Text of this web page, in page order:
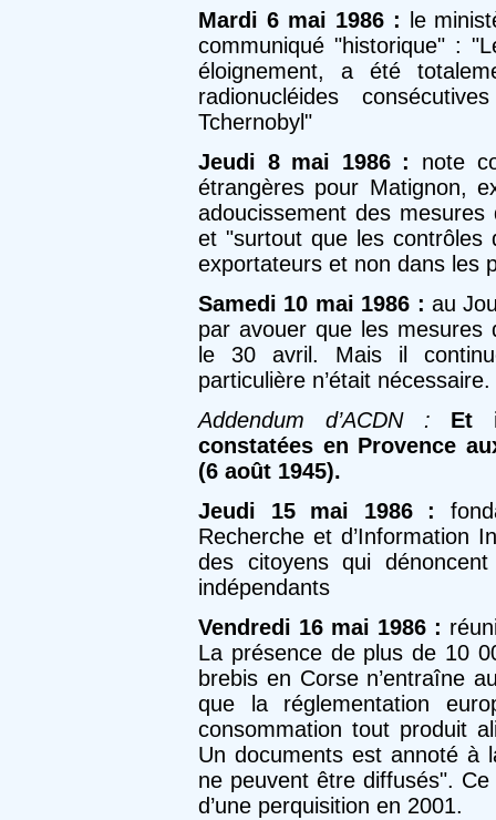
Mardi 6 mai 1986 : le
communiqué "historique" :
éloignement, a été
radionucléides
Tchernobyl"
Jeudi 8 mai 1986 :
note
étrangères pour Matignon,
adoucissement des
et "surtout que les contrôles
exportateurs et non dans les
Samedi 10 mai 1986 : au
par avouer que les mesures
le 30 avril. Mais il
particulière n’était nécessaire.
Addendum d’ACDN :
Et
constatées en Provence
(6 août 1945).
Jeudi 15 mai 1986 :
Recherche et d’Information
des citoyens qui
indépendants
Vendredi 16 mai 1986 :
La présence de plus de 10
brebis en Corse n’entraîne
que la réglementation
consommation tout produit
Un documents est annoté à
ne peuvent être diffusés".
d’une perquisition en 2001.